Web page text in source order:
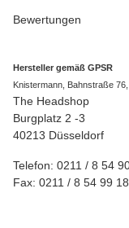
Bewertungen
Hersteller gemäß GPSR
Knistermann, Bahnstraße
The Headshop
Burgplatz 2 -3
40213 Düsseldorf
Telefon: 0211 / 8 54
Fax: 0211 / 8 54 99 18